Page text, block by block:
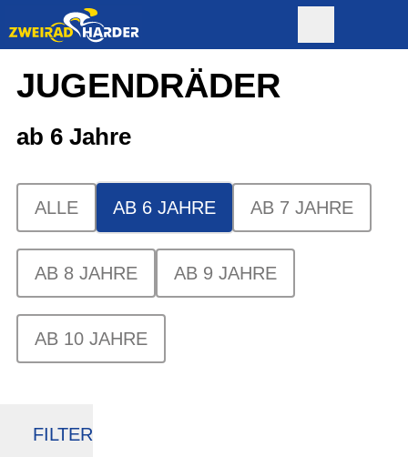
JUGENDRÄDER
ab 6 Jahre
ALLE AB 6 JAHRE AB 7 JAHRE
AB 8 JAHRE AB 9 JAHRE
AB 10 JAHRE
FILTER